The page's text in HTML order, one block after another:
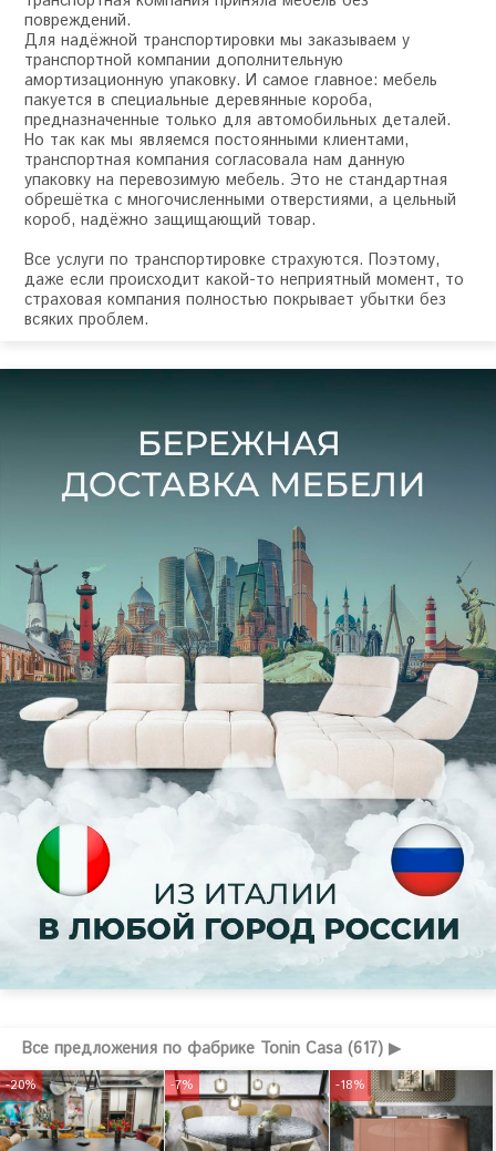
повреждений.
Для надёжной транспортировки мы заказываем у
транспортной компании дополнительную
амортизационную упаковку. И самое главное: мебель
пакуется в специальные деревянные короба,
предназначенные только для автомобильных деталей.
Но так как мы являемся постоянными клиентами,
транспортная компания согласовала нам данную
упаковку на перевозимую мебель. Это не стандартная
обрешётка с многочисленными отверстиями, а цельный
короб, надёжно защищающий товар.
Все услуги по транспортировке страхуются. Поэтому,
даже если происходит какой-то неприятный момент, то
страховая компания полностью покрывает убытки без
всяких проблем.
Все предложения по фабрике Tonin Casa (617) ▶
-20% -7% -18%